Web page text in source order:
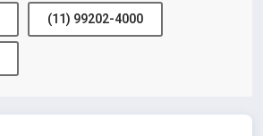
(11) 99202-4000